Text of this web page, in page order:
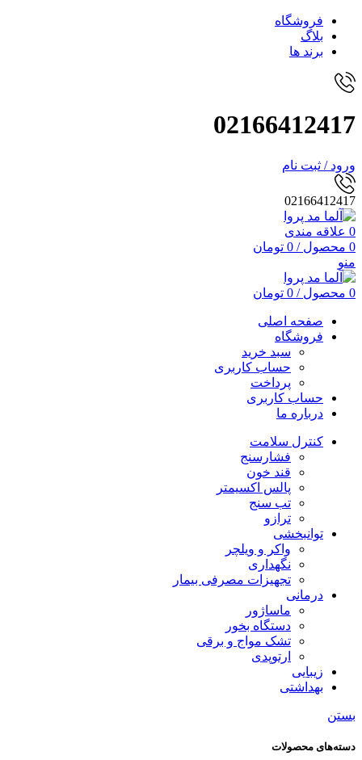
فروشگاه
بلاگ
برند ها
02166412417
ورود / ثبت نام
02166412417
0 علاقه مندی
0 محصول /
0 تومان
منو
0 محصول /
0 تومان
صفحه اصلی
فروشگاه
سبد خرید
حساب کاربری
پرداخت
حساب کاربری
درباره ما
کنترل سلامت
فشارسنج
قند خون
پالس اکسیمتر
تب سنج
ترازو
توانبخشی
واکر و ویلچر
نگهداری
تجهیزات مصرفی بیمار
درمانی
ماساژور
دستگاه بخور
تشک مواج و برقی
ارتوپدی
زیبایی
بهداشتی
بستن
دسته‌های محصولات